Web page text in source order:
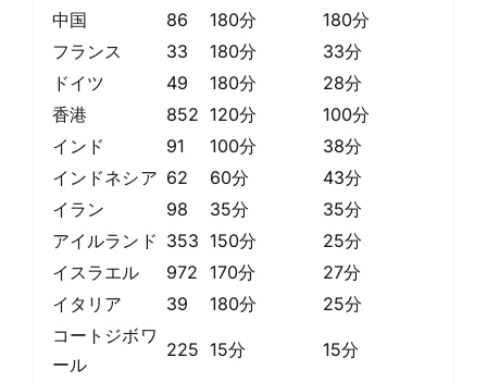
中国
86 180分
180分
フランス
33 180分
33分
ドイツ
49 180分
28分
香港
852 120分
100分
インド
91 100分
38分
インドネシア 62 60分
43分
イラン
98 35分
35分
アイルランド 353 150分
25分
イスラエル
972 170分
27分
イタリア
39 180分
25分
コートジボワ
ール
225 15分 15分